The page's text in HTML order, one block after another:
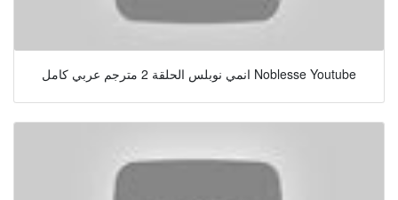
انمي نوبلس الحلقة 2 مترجم عربي كامل Noblesse Youtube